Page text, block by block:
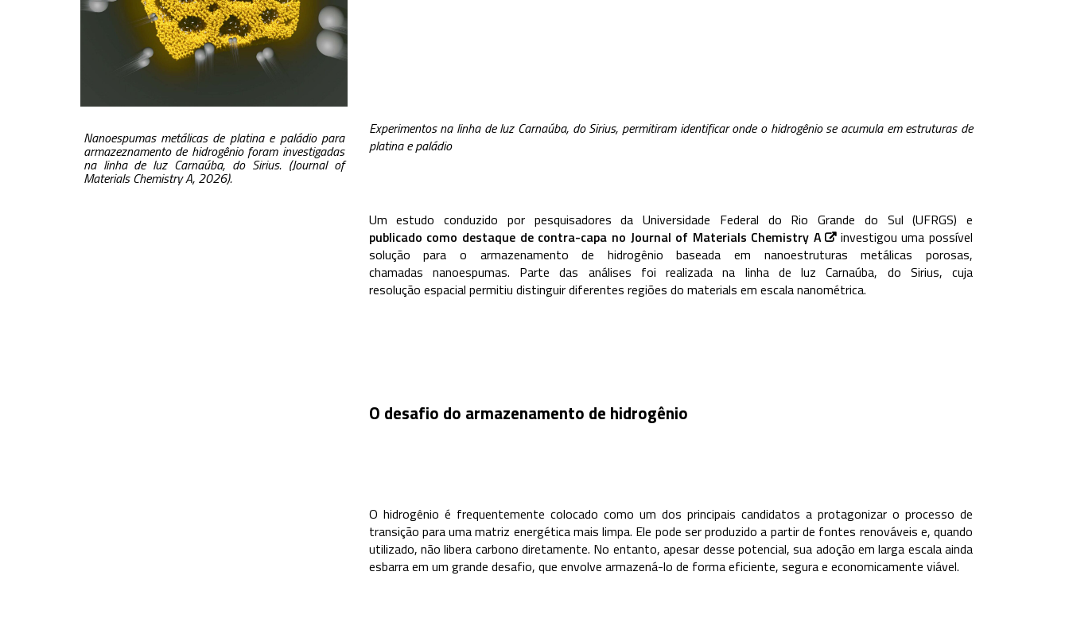
Nanoespumas metálicas de platina e paládio para
armazeznamento de hidrogênio foram investigadas
na linha de luz Carnaúba, do Sirius. (Journal of
Materials Chemistry A, 2026).
Experimentos na linha de luz Carnaúba, do Sirius, permitiram identificar onde o hidrogênio se acumula em estruturas de
platina e paládio
Um estudo conduzido por pesquisadores da Universidade Federal do Rio Grande do Sul (UFRGS) e
publicado como destaque de contra-capa no Journal of Materials Chemistry A
investigou uma possível
solução para o armazenamento de hidrogênio baseada em nanoestruturas metálicas porosas,
chamadas nanoespumas. Parte das análises foi realizada na linha de luz Carnaúba, do Sirius, cuja
resolução espacial permitiu distinguir diferentes regiões do materials em escala nanométrica.
O desafio do armazenamento de hidrogênio
O hidrogênio é frequentemente colocado como um dos principais candidatos a protagonizar o processo de
transição para uma matriz energética mais limpa. Ele pode ser produzido a partir de fontes renováveis e, quando
utilizado, não libera carbono diretamente. No entanto, apesar desse potencial, sua adoção em larga escala ainda
esbarra em um grande desafio, que envolve armazená-lo de forma eficiente, segura e economicamente viável.